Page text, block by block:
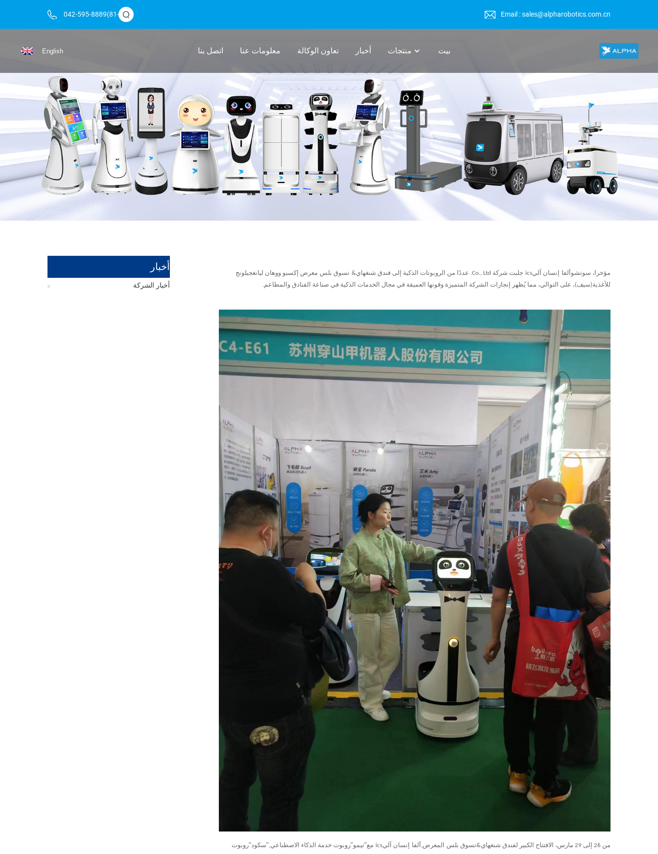
Email : sales@alpharobotics.com.cn
(+81)042-595-8889
بيت منتجات أخبار تعاون الوكالة معلومات عنا اتصل بنا English
أخبار
أخبار الشركة
مؤخرا، سوتشو ألفا إنسان آليics جلبت شركة Co., Ltd. عددًا من الروبوتات الذكية إلى فندق شنغهاي & تسوق بلس معرض إكسبو ووهان ليانغجيلونج
للأغذية(سيف)، على التوالي، مما يُظهر إنجازات الشركة المتميزة وقوتها العميقة في مجال الخدمات الذكية في صناعة الفنادق والمطاعم.
من 26 إلى 29 مارس، الافتتاح الكبير لفندق شنغهاي &تسوق بلس المعرض, ألفا إنسان آليics مع"تيمو"روبوت خدمة الذكاء الاصطناعي,"سكود"روبوت